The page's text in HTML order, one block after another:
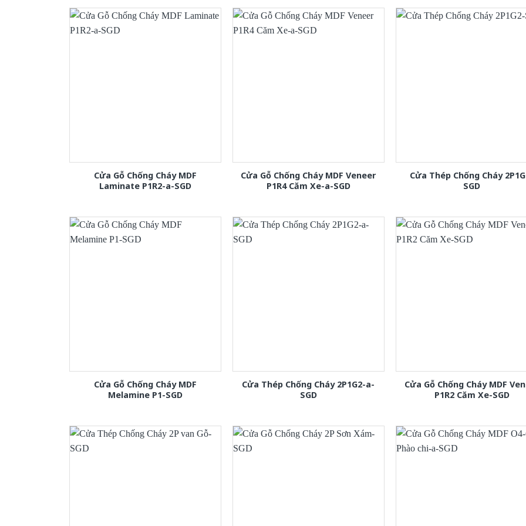
Cửa Gỗ Chống Cháy MDF
Laminate P1R2-a-SGD
Cửa Gỗ Chống Cháy MDF Veneer
P1R4 Căm Xe-a-SGD
Cửa Thép Chống Cháy
SGD
Cửa Gỗ Chống Cháy MDF
Melamine P1-SGD
Cửa Thép Chống Cháy 2P1G2-a-
SGD
Cửa Gỗ Chống Cháy MDF
P1R2 Căm Xe-SGD